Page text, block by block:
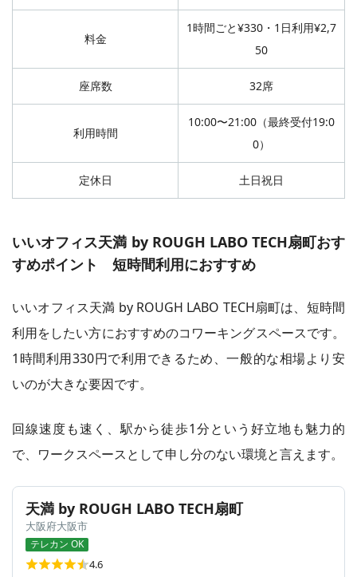
料金
1時間ごと¥330・1日利用¥2,7
50
座席数 32席
利用時間
10:00〜21:00（最終受付19:0
0）
定休日 土日祝日
いいオフィス天満 by ROUGH LABO TECH扇町おす
すめポイント 短時間利用におすすめ
いいオフィス天満 by ROUGH LABO TECH扇町は、短時間
利用をしたい方におすすめのコワーキングスペースです。
1時間利用330円で利用できるため、一般的な相場より安
いのが大きな要因です。
回線速度も速く、駅から徒歩1分という好立地も魅力的
で、ワークスペースとして申し分のない環境と言えます。
天満 by ROUGH LABO TECH扇町
大阪府大阪市
テレカン OK
4.6